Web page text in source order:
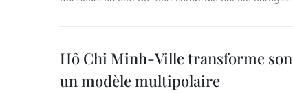
Hô Chi Minh-Ville transforme son
un modèle multipolaire